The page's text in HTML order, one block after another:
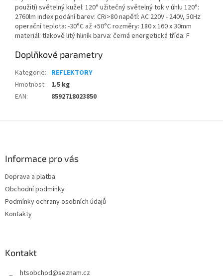
použití) světelný kužel: 120° užitečný světelný tok v úhlu 120°:
2760lm index podání barev: CRi>80 napětí: AC 220V - 240V, 50Hz
operační teplota: -30°C až +50°C rozměry: 180 x 160 x 30mm
materiál: tlakově litý hliník barva: černá energetická třída: F
Doplňkové parametry
Kategorie: REFLEKTORY
Hmotnost:
1.5 kg
EAN: 8592718023850
Informace pro vás
Doprava a platba
Obchodní podmínky
Podmínky ochrany osobních údajů
Kontakty
Kontakt
htsobchod@seznam.cz